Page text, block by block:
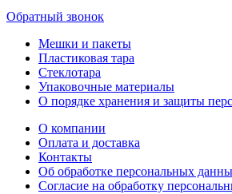
Обратный звонок
Мешки и пакеты
Пластиковая тара
Стеклотара
Упаковочные материалы
О порядке хранения и защиты
О компании
Оплата и доставка
Контакты
Об обработке персональных
Согласие на обработку